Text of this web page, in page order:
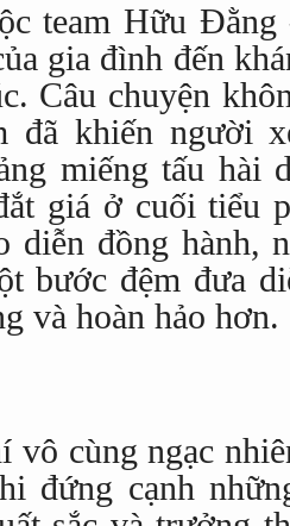
team Hữu
gia đình đến
Câu chuyện
đã khiến người
miếng tấu hài
giá ở cuối tiểu
diễn đồng hành,
bước đệm đưa
và hoàn hảo hơn.
vô cùng ngạc
đứng cạnh